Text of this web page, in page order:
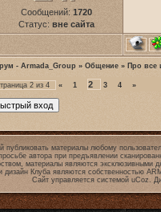
Сообщений: 1720
Статус: вне сайта
- Armada_Group » Общение » Про все
2 из 4 « 1 2 3 4 »
материалы любому
автора при предъявлении
материалы являются эксклюзивными
дизайн Клуба являются собственностью
Сайт управляется системой uCoz.